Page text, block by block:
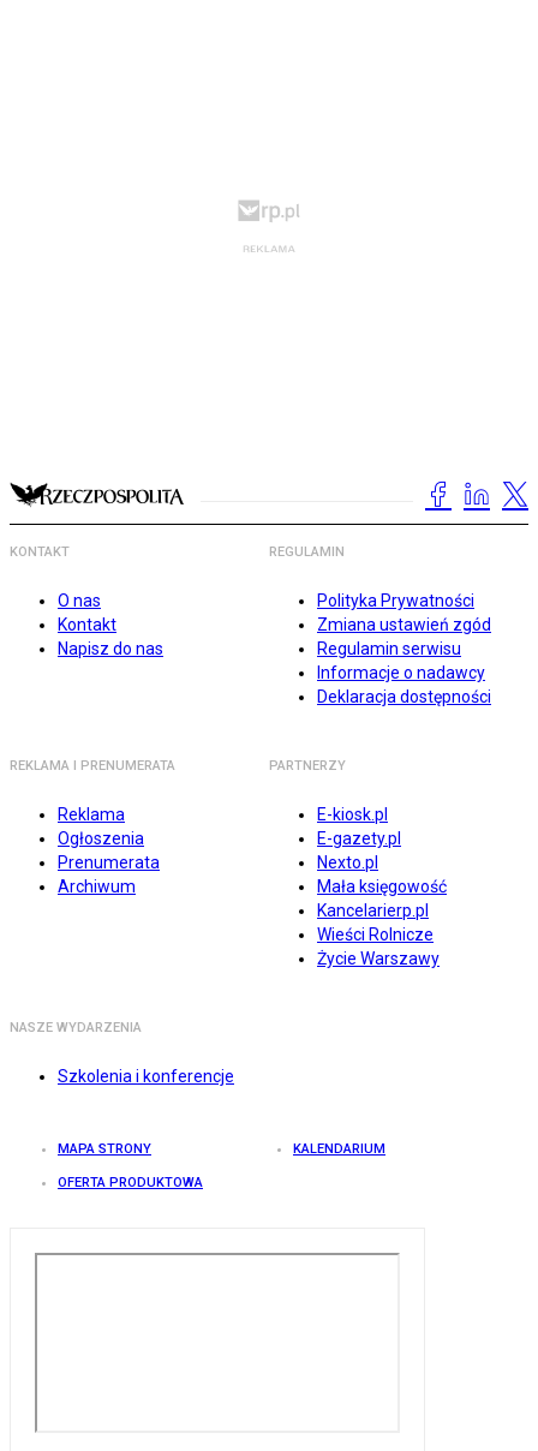
KONTAKT
O nas
Kontakt
Napisz do nas
REGULAMIN
Polityka Prywatności
Zmiana ustawień zgód
Regulamin serwisu
Informacje o nadawcy
Deklaracja dostępności
REKLAMA I PRENUMERATA
Reklama
Ogłoszenia
Prenumerata
Archiwum
PARTNERZY
E-kiosk.pl
E-gazety.pl
Nexto.pl
Mała księgowość
Kancelarierp.pl
Wieści Rolnicze
Życie Warszawy
NASZE WYDARZENIA
Szkolenia i konferencje
MAPA STRONY KALENDARIUM
OFERTA PRODUKTOWA